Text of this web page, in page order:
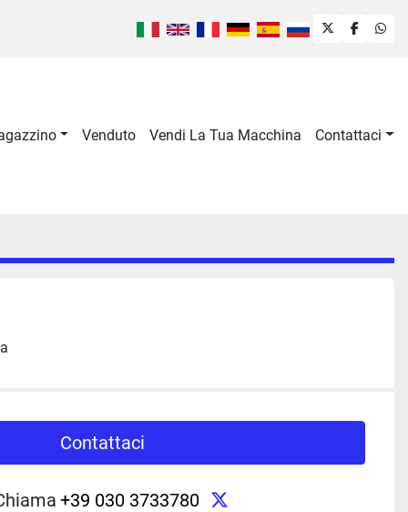
twitter
Venduto Vendi La Tua Macchina Contattaci
Contattaci
+39 030 3733780